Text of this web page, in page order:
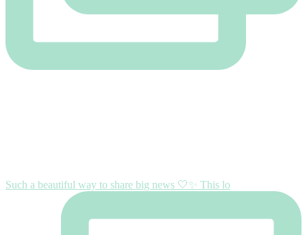
Such a beautiful way to share big news 🤍✨ This lo